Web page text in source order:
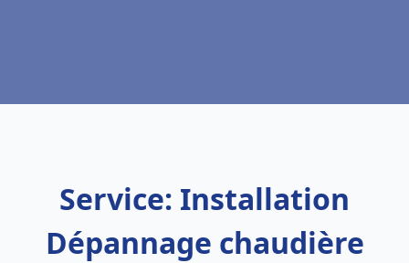
Service: Installation
Dépannage chaudière